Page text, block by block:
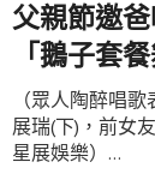
父親節邀
「鵝子套
（眾人陶醉唱
展瑞(下)，前女
星展娛樂）…